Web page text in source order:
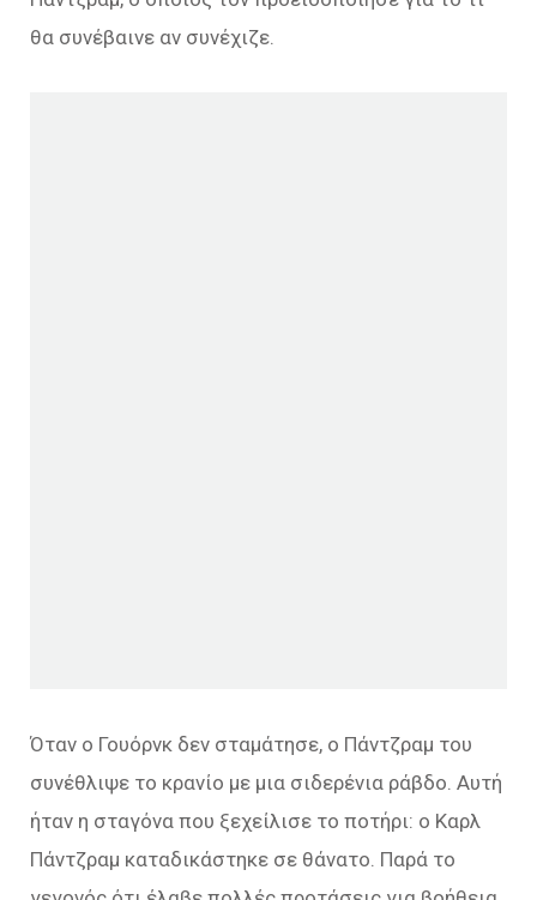
θα συνέβαινε αν συνέχιζε.
Όταν ο Γουόρνκ δεν σταμάτησε, ο Πάντζραμ του
συνέθλιψε το κρανίο με μια σιδερένια ράβδο. Αυτή
ήταν η σταγόνα που ξεχείλισε το ποτήρι: ο Καρλ
Πάντζραμ καταδικάστηκε σε θάνατο. Παρά το